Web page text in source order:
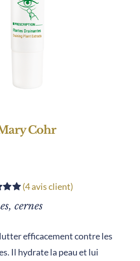
Cohr
(4avis client)
cernes
efficacement contre les
Il hydrate la peau et lui